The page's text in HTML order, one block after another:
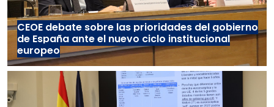
CEOE debate sobre las prioridades del gobierno
de España ante el nuevo ciclo institucional
europeo